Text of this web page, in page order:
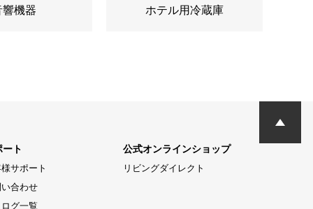
響機器 ホテル用冷蔵庫
ート
サポート
合わせ
グ一覧
公式オンラインショップ
リビングダイレクト